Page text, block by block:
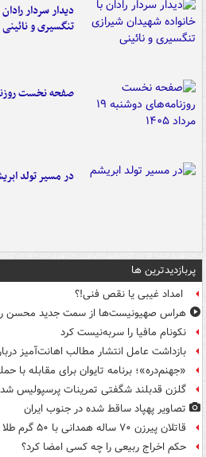
دیدار سردار
تنگسیری و نائینی
صفحه نخست روزنامه‌های
در مسیر تولد
پربازدیدترین ها
امداد غیبی یا نقص فنی!؟
هراس صهیونیست‌ها از سمت جدید محسن
نکونام مافیا را سربه‌نیست کرد
بازداشت عامل انتشار مطالب اهانت‌آمیز
«جهنم‌دره»؛ برنامه تایوان برای مقابله با
گلزن قدبلند شگفتی تمرینات پرسپولیس شد
تصاویر پهپاد ساقط شده در جنوب ایران
قاتلان پیرزن ۷۰ ساله همدانی با ۵۰ گرم طلا دستگیر شدند
حکم اخراج ربیعی را چه کسی امضا کرد؟